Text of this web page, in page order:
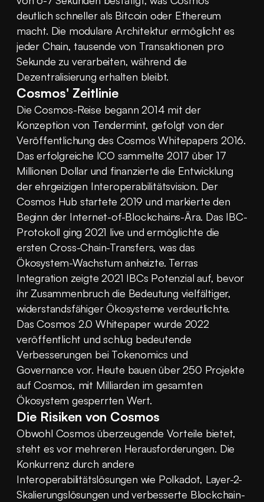
deutlich schneller als Bitcoin oder Ethereum
macht. Die modulare Architektur ermöglicht es
jeder Chain, tausende von Transaktionen pro
Sekunde zu verarbeiten, während die
Dezentralisierung erhalten bleibt.
Cosmos' Zeitlinie
Die Cosmos-Reise begann 2014 mit der
Konzeption von Tendermint, gefolgt von der
Veröffentlichung des Cosmos Whitepapers 2016.
Das erfolgreiche ICO sammelte 2017 über 17
Millionen Dollar und finanzierte die Entwicklung
der ehrgeizigen Interoperabilitätsvision. Der
Cosmos Hub startete 2019 und markierte den
Beginn der Internet-of-Blockchains-Ära. Das IBC-
Protokoll ging 2021 live und ermöglichte die
ersten Cross-Chain-Transfers, was das
Ökosystem-Wachstum anheizte. Terras
Integration zeigte 2021 IBCs Potenzial auf, bevor
ihr Zusammenbruch die Bedeutung vielfältiger,
widerstandsfähiger Ökosysteme verdeutlichte.
Das Cosmos 2.0 Whitepaper wurde 2022
veröffentlicht und schlug bedeutende
Verbesserungen bei Tokenomics und
Governance vor. Heute bauen über 250 Projekte
auf Cosmos, mit Milliarden im gesamten
Ökosystem gesperrten Wert.
Die Risiken von Cosmos
Obwohl Cosmos überzeugende Vorteile bietet,
steht es vor mehreren Herausforderungen. Die
Konkurrenz durch andere
Interoperabilitätslösungen wie Polkadot, Layer-2-
Skalierungslösungen und verbesserte Blockchain-